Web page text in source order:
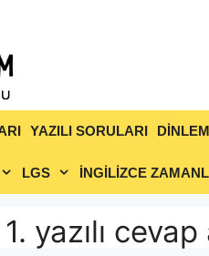
YAZILI SORULARI
LGS İNGİLİZCE
yazılı cevap